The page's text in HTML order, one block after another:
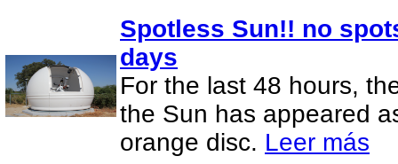
Spotless Sun!! no
days
For the last 48 hours,
the Sun has appeared
orange disc. Leer más